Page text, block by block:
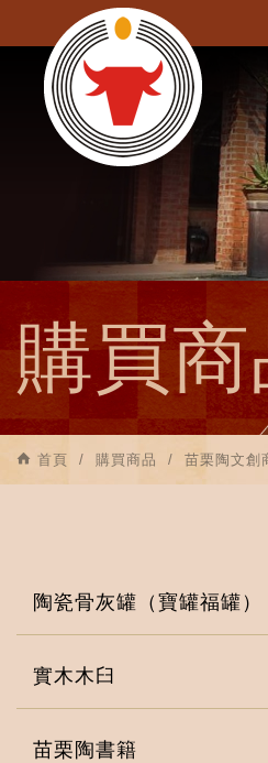
購買
首頁 購買商品 苗栗陶文創
陶瓷骨灰罐（寶罐福罐）
實木木臼
苗栗陶書籍